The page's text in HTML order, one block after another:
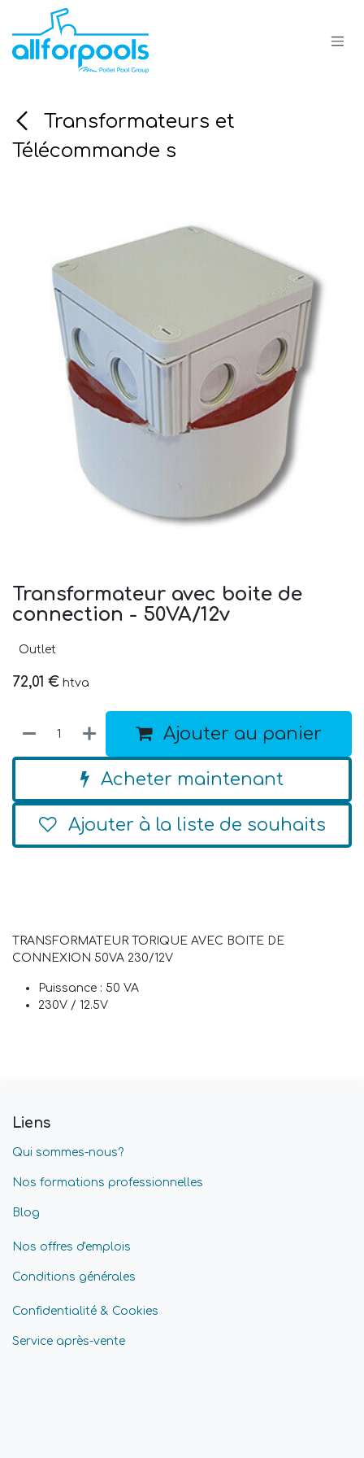
Se rendre au contenu
Transformateurs et
Télécommande s
Transformateur avec boite de
connection - 50VA/12v
Outlet
72,01 € htva
Ajouter au panier
Acheter maintenant
Ajouter à la liste de souhaits
TRANSFORMATEUR TORIQUE AVEC BOITE DE
CONNEXION 50VA 230/12V
Puissance : 50 VA
230V / 12.5V
Liens
Qui sommes-nous?
Nos formations professionnelles
Blog
Nos offres d'emplois
Conditions générales
Confidentialité & Cookies
Service après-vente